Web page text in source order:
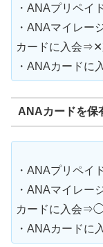
・ANAプリペ
・ANAマイレー
カードに入会⇒✕
・ANAカード
ANAカードを保
・ANAプリペ
・ANAマイレー
カードに入会
・ANAカード